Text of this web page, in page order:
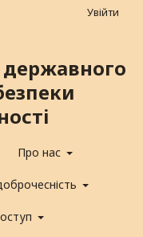
державного
Про нас
Увійти